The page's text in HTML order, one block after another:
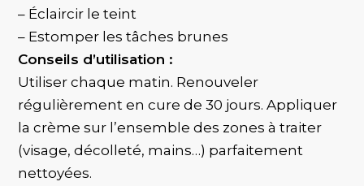
– Éclaircir le teint
– Estomper les tâches brunes
Conseils d’utilisation :
Utiliser chaque matin. Renouveler
régulièrement en cure de 30 jours. Appliquer
la crème sur l’ensemble des zones à traiter
(visage, décolleté, mains…) parfaitement
nettoyées.